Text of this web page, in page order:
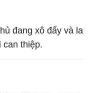
đang xô đẩy và la
can thiệp.